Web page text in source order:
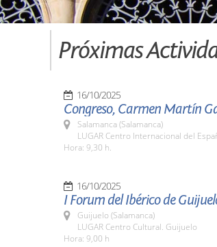
Próximas
16/10/2025
Congreso, Carmen Martín
Salamanca (Salamanca)
LUGAR Centro Internacional del
Hora: 9,30 h.
16/10/2025
I Forum del Ibérico de
Guijuelo (Salamanca)
LUGAR Centro Cultural. Guijuelo
Hora: 9,00 h